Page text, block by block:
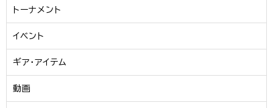
トーナメント
イベント
ギア・アイテム
動画